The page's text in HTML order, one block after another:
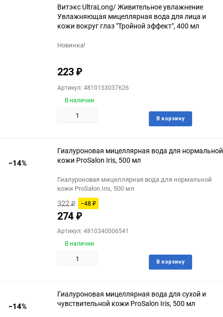
Витэкс UltraLong/ Живительное увлажнение
Увлажняющая мицеллярная вода для лица и
кожи вокруг глаз "Тройной эффект", 400 мл
Новинка!
223 ₽
Артикул: 4810153037626
В наличии
В корзину
−14%
Гиалуроновая мицеллярная вода для нормальной
кожи ProSalon Iris, 500 мл
Гиалуроновая мицеллярная вода для нормальной
кожи ProSalon Iris, 500 мл
322₽ −48 ₽
274 ₽
Артикул: 4810340006541
В наличии
В корзину
−14%
Гиалуроновая мицеллярная вода для сухой и
чувствительной кожи ProSalon Iris, 500 мл